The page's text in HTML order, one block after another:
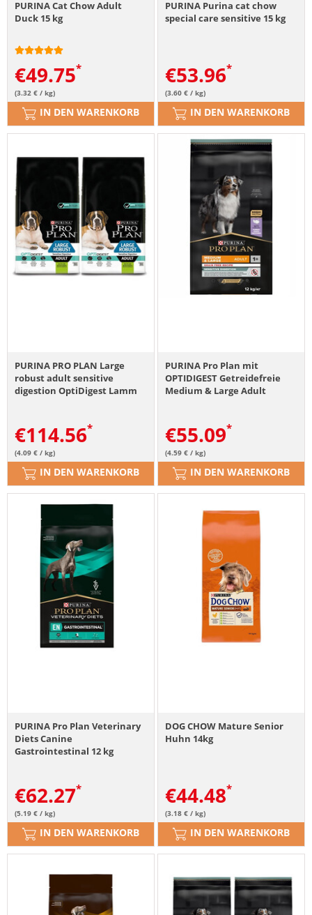
PURINA Cat Chow Adult
Duck 15 kg
€49.75
(3.32 € / kg)
IN DEN WARENKORB
PURINA Purina cat chow
special care sensitive 15 kg
€53.96
(3.60 € / kg)
IN DEN WARENKORB
PURINA PRO PLAN Large
robust adult sensitive
digestion OptiDigest Lamm
€114.56
(4.09 € / kg)
IN DEN WARENKORB
PURINA Pro Plan mit
OPTIDIGEST Getreidefreie
Medium & Large Adult
€55.09
(4.59 € / kg)
IN DEN WARENKORB
PURINA Pro Plan Veterinary
Diets Canine
Gastrointestinal 12 kg
€62.27
(5.19 € / kg)
IN DEN WARENKORB
DOG CHOW Mature Senior
Huhn 14kg
€44.48
(3.18 € / kg)
IN DEN WARENKORB